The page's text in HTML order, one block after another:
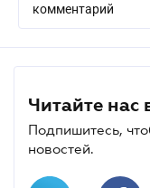
комментарий
Читайте нас
Подпишитесь,
новостей.